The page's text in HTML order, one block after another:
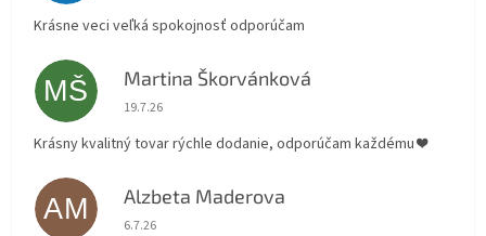
Krásne veci veľká spokojnosť odporúčam
MŠ Martina Škorvánková
Hodnotenie obchodu je 5 z 5 hviezdičiek.
19.7.26
Krásny kvalitný tovar rýchle dodanie, odporúčam každému ❤️
AM Alzbeta Maderova
Hodnotenie obchodu je 5 z 5 hviezdičiek.
6.7.26